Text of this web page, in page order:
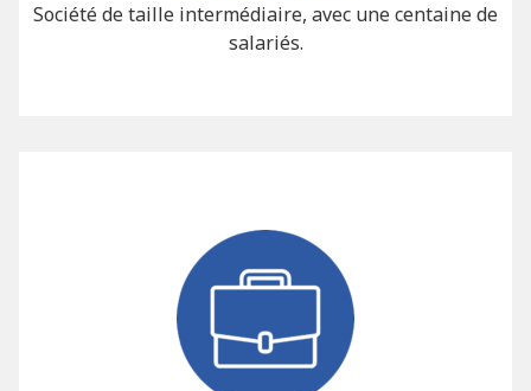
Société de taille intermédiaire, avec une centaine de
salariés.